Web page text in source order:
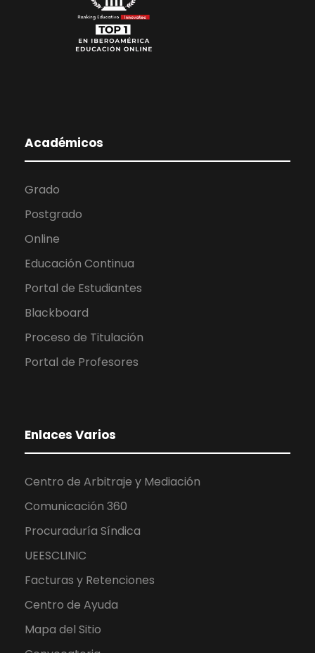
Académicos
Grado
Postgrado
Online
Educación Continua
Portal de Estudiantes
Blackboard
Proceso de Titulación
Portal de Profesores
Enlaces Varios
Centro de Arbitraje y Mediación
Comunicación 360
Procuraduría Síndica
UEESCLINIC
Facturas y Retenciones
Centro de Ayuda
Mapa del Sitio